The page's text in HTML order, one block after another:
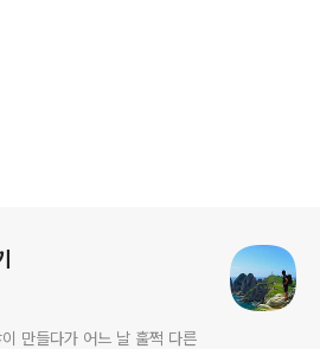
들다가 어느 날 훌쩍 다른